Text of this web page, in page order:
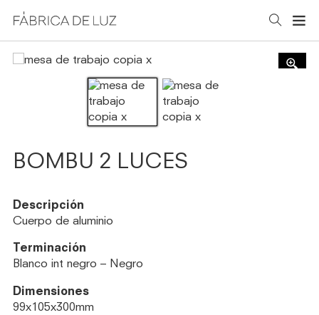
BOMBU 2 LUCES
Descripción
Cuerpo de aluminio
Terminación
Blanco int negro – Negro
Dimensiones
99x105x300mm